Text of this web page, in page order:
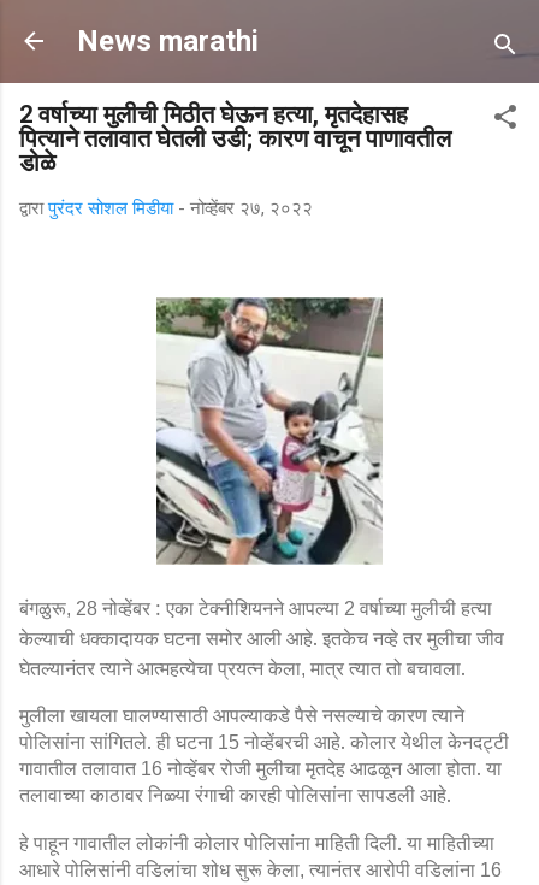
मुख्य सामग्रीवर वगळा
News marathi
2 वर्षाच्या मुलीची मिठीत घेऊन हत्या, मृतदेहासह
पित्याने तलावात घेतली उडी; कारण वाचून पाणावतील
डोळे
द्वारापुरंदर सोशल मिडीया - नोव्हेंबर २७, २०२२
बंगळुरू, 28 नोव्हेंबर : एका टेक्नीशियनने आपल्या 2 वर्षाच्या मुलीची हत्या
केल्याची धक्कादायक घटना समोर आली आहे. इतकेच नव्हे तर मुलीचा जीव
घेतल्यानंतर त्याने आत्महत्येचा प्रयत्न केला, मात्र त्यात तो बचावला.
मुलीला खायला घालण्यासाठी आपल्याकडे पैसे नसल्याचे कारण त्याने
पोलिसांना सांगितले. ही घटना 15 नोव्हेंबरची आहे. कोलार येथील केनदट्टी
गावातील तलावात 16 नोव्हेंबर रोजी मुलीचा मृतदेह आढळून आला होता. या
तलावाच्या काठावर निळ्या रंगाची कारही पोलिसांना सापडली आहे.
हे पाहून गावातील लोकांनी कोलार पोलिसांना माहिती दिली. या माहितीच्या
आधारे पोलिसांनी वडिलांचा शोध सुरू केला, त्यानंतर आरोपी वडिलांना 16